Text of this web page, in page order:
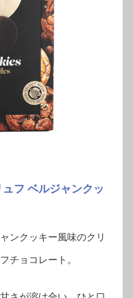
フ ベルジャンクッ
ンクッキー風味のクリ
チョコレート。